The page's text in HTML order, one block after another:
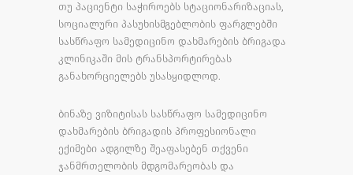
თუ პაციენტი საჭიროებს სტაციონარიზაციას,
სოციალური პასუხისმგებლობის ფარგლებში
სასწრაფო სამედიცინო დახმარების ბრიგადა
კლინიკაში მის ტრანსპორტირებას
განახორციელებს უსასყიდლოდ.
ბინაზე ვიზიტისას სასწრაფო სამედიცინო
დახმარების ბრიგადის პროფესიონალი
ექიმები ადგილზე შეაფასებენ თქვენი
ჯანმრთელობის მდგომარეობას და